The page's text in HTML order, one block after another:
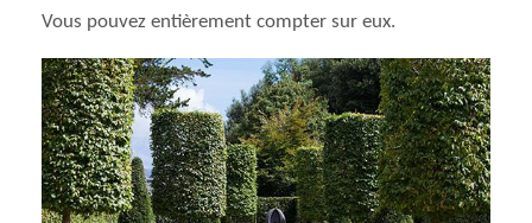
Vous pouvez entièrement compter sur eux.